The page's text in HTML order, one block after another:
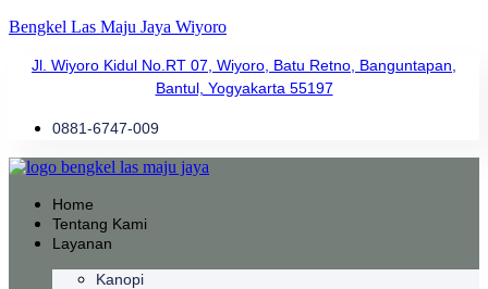
Bengkel Las Maju Jaya Wiyoro
Jl. Wiyoro Kidul No.RT 07, Wiyoro, Batu Retno, Banguntapan,
Bantul, Yogyakarta 55197
0881-6747-009
Home
Tentang Kami
Layanan
Kanopi